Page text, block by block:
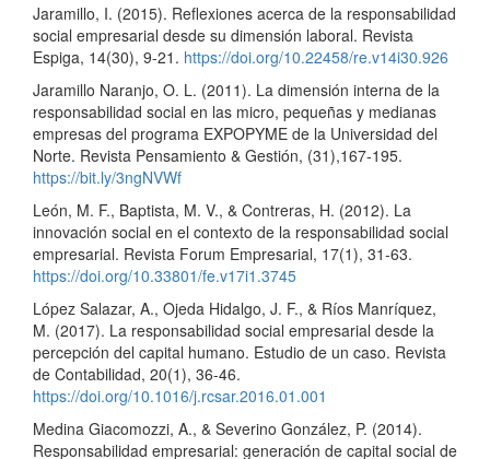
Jaramillo, I. (2015). Reflexiones acerca de la responsabilidad
social empresarial desde su dimensión laboral. Revista
Espiga, 14(30), 9-21. https://doi.org/10.22458/re.v14i30.926
Jaramillo Naranjo, O. L. (2011). La dimensión interna de la
responsabilidad social en las micro, pequeñas y medianas
empresas del programa EXPOPYME de la Universidad del
Norte. Revista Pensamiento & Gestión, (31),167-195.
https://bit.ly/3ngNVWf
León, M. F., Baptista, M. V., & Contreras, H. (2012). La
innovación social en el contexto de la responsabilidad social
empresarial. Revista Forum Empresarial, 17(1), 31-63.
https://doi.org/10.33801/fe.v17i1.3745
López Salazar, A., Ojeda Hidalgo, J. F., & Ríos Manríquez,
M. (2017). La responsabilidad social empresarial desde la
percepción del capital humano. Estudio de un caso. Revista
de Contabilidad, 20(1), 36-46.
https://doi.org/10.1016/j.rcsar.2016.01.001
Medina Giacomozzi, A., & Severino González, P. (2014).
Responsabilidad empresarial: generación de capital social de